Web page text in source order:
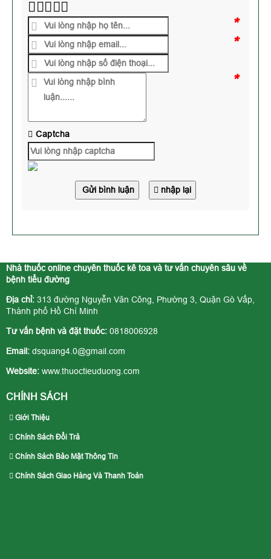
*
*
*
Captcha
Gửi bình luận nhập lại
Nhà thuốc online chuyên thuốc kê toa và tư vấn chuyên sâu về
bệnh tiểu đường
Địa chỉ: 313 đường Nguyễn Văn Công, Phường 3, Quận Gò Vấp,
Thành phố Hồ Chí Minh
Tư vấn bệnh và đặt thuốc: 0818006928
Email: dsquang4.0@gmail.com
Website: www.thuoctieuduong.com
CHÍNH SÁCH
Giới Thiệu
Chính Sách Đổi Trả
Chính Sách Bảo Mật Thông Tin
Chính Sách Giao Hàng Và Thanh Toán